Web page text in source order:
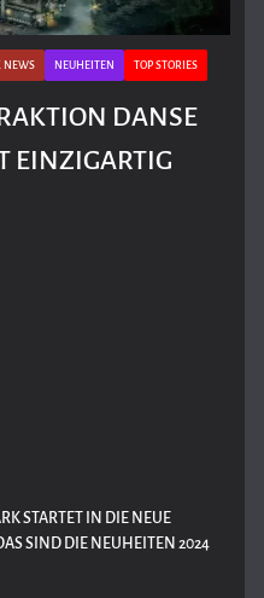
NEWS NEUHEITEN TOP STORIES
DANSE
EINZIGARTIG
STARTET IN DIE NEUE
SIND DIE NEUHEITEN 2024